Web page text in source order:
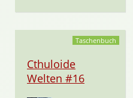
Taschenbuch
Cthuloide
Welten #16